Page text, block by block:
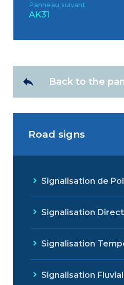
Panneau suivant
AK31
Back to the
Road signs
Signalisation de
Signalisation
Signalisation
Signalisation